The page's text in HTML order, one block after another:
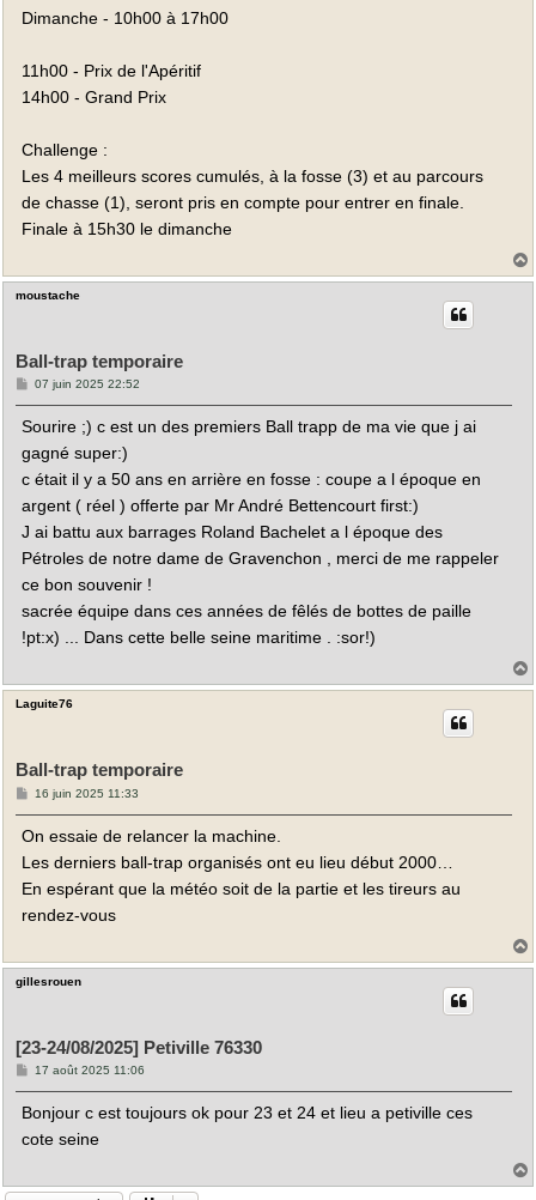
Dimanche - 10h00 à 17h00
11h00 - Prix de l'Apéritif
14h00 - Grand Prix
Challenge :
Les 4 meilleurs scores cumulés, à la fosse (3) et au parcours
de chasse (1), seront pris en compte pour entrer en finale.
Finale à 15h30 le dimanche
moustache
Ball-trap temporaire
M
s
g
07 juin 2025 22:52
Sourire ;) c est un des premiers Ball trapp de ma vie que j ai
gagné super:)
c était il y a 50 ans en arrière en fosse : coupe a l époque en
argent ( réel ) offerte par Mr André Bettencourt first:)
J ai battu aux barrages Roland Bachelet a l époque des
Pétroles de notre dame de Gravenchon , merci de me rappeler
ce bon souvenir !
sacrée équipe dans ces années de fêlés de bottes de paille
!pt:x) ... Dans cette belle seine maritime . :sor!)
Laguite76
Ball-trap temporaire
M
s
g
16 juin 2025 11:33
On essaie de relancer la machine.
Les derniers ball-trap organisés ont eu lieu début 2000…
En espérant que la météo soit de la partie et les tireurs au
rendez-vous
gillesrouen
[23-24/08/2025] Petiville 76330
M
s
g
17 août 2025 11:06
Bonjour c est toujours ok pour 23 et 24 et lieu a petiville ces
cote seine